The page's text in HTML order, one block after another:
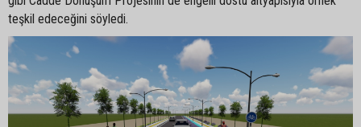
teşkil edeceğini söyledi.